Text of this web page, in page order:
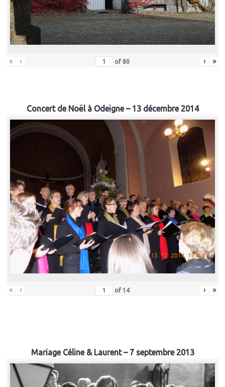
« ‹ of 80 › »
Concert de Noël à Odeigne – 13 décembre 2014
« ‹ of 14 › »
Mariage Céline & Laurent – 7 septembre 2013